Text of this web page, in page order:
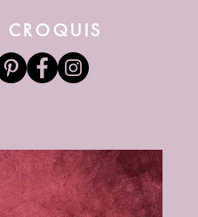
CROQUIS